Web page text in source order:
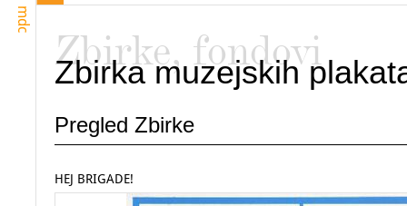
mdc
Zbirke, fondovi
Zbirka muzejskih
Pregled Zbirke
HEJ BRIGADE!